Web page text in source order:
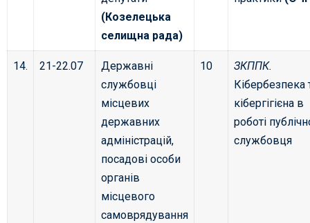
(Козелецька
селищна рада)
14. 21-22.07
Державні
службовці
місцевих
державних
адміністрацій,
посадові особи
органів
місцевого
самоврядування
10
ЗКППК.
Кібербезпека
кібергігієна в
роботі
службовця